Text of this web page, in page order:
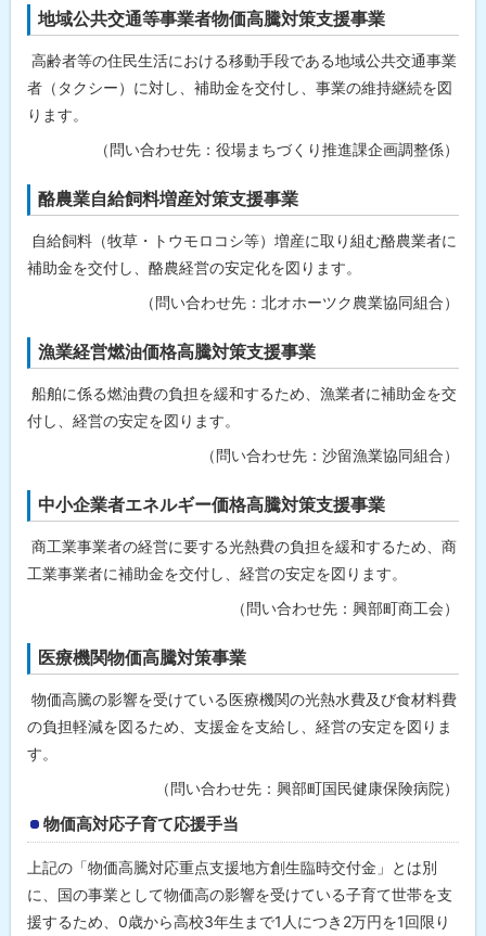
の
実
に
つ
い
て
わ
せ
先
・
担
当
地域公共交通等事業者物価高騰対策支援事業
高齢者等の住民生活における移動手段である地域公共交通事業
者（タクシー）に対し、補助金を交付し、事業の維持継続を図
ります。
（問い合わせ先：役場まちづくり推進課企画調整係）
酪農業自給飼料増産対策支援事業
自給飼料（牧草・トウモロコシ等）増産に取り組む酪農業者に
補助金を交付し、酪農経営の安定化を図ります。
（問い合わせ先：北オホーツク農業協同組合）
漁業経営燃油価格高騰対策支援事業
船舶に係る燃油費の負担を緩和するため、漁業者に補助金を交
付し、経営の安定を図ります。
（問い合わせ先：沙留漁業協同組合）
中小企業者エネルギー価格高騰対策支援事業
商工業事業者の経営に要する光熱費の負担を緩和するため、商
工業事業者に補助金を交付し、経営の安定を図ります。
（問い合わせ先：興部町商工会）
医療機関物価高騰対策事業
物価高騰の影響を受けている医療機関の光熱水費及び食材料費
の負担軽減を図るため、支援金を支給し、経営の安定を図りま
す。
（問い合わせ先：興部町国民健康保険病院）
物価高対応子育て応援手当
上記の「物価高騰対応重点支援地方創生臨時交付金」とは別
に、国の事業として物価高の影響を受けている子育て世帯を支
援するため、0歳から高校3年生まで1人につき2万円を1回限り